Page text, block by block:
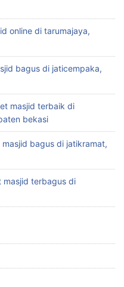
online di tarumajaya,
bagus di jaticempaka,
masjid terbaik di
bekasi
bagus di jatikramat,
terbagus di